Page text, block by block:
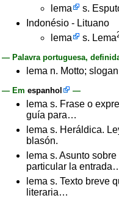
lema
s.
Indonésio - Lituano
lema
s. Lema
— Palavra portuguesa,
lema n. Motto;
— Em espanhol —
lema s. Frase o
guía para…
lema s. Heráldica.
blasón.
lema s. Asunto
particular la
lema s. Texto breve
literaria…